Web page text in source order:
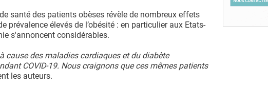
santé des patients obèses révèle de nombreux effets
élevés de l’obésité : en particulier aux Etats-
s'annoncent considérables.
cause des maladies cardiaques et du diabète
COVID-19. Nous craignons que ces mêmes patients
les auteurs.